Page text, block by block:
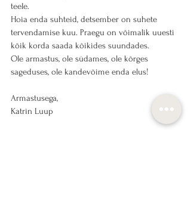
teele.
Hoia enda suhteid, detsember on suhete
tervendamise kuu. Praegu on võimalik uuesti
kõik korda saada kõikides suundades.
Ole armastus, ole südames, ole kõrges
sageduses, ole kandevõime enda elus!
Armastusega,
Katrin Luup